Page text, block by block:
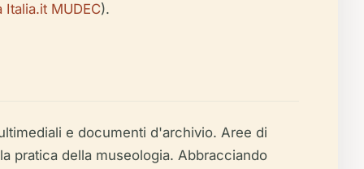
Italia.it MUDEC).
e documenti d'archivio. Aree di
pratica della museologia. Abbracciando